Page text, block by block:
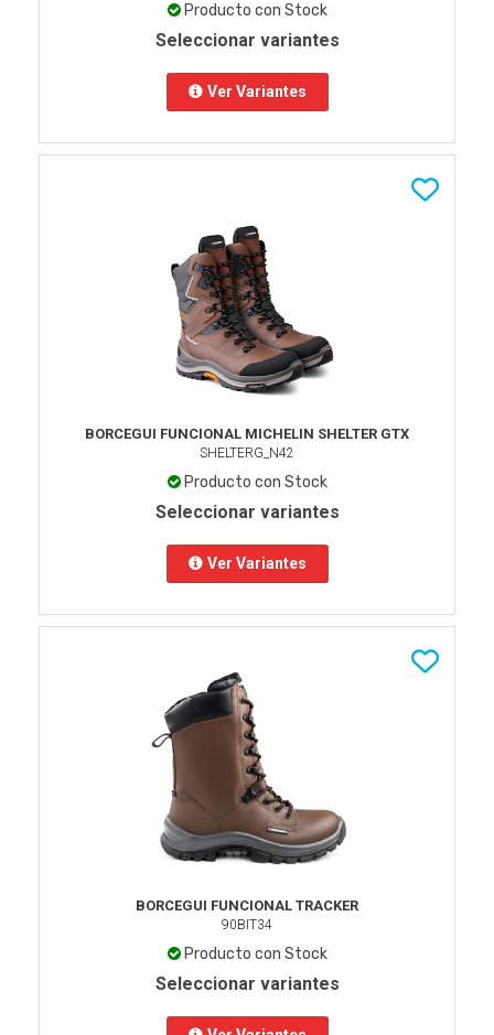
Producto con Stock
Seleccionar variantes
Ver Variantes
BORCEGUI FUNCIONAL MICHELIN SHELTER GTX
SHELTERG_N42
Producto con Stock
Seleccionar variantes
Ver Variantes
BORCEGUI FUNCIONAL TRACKER
90BIT34
Producto con Stock
Seleccionar variantes